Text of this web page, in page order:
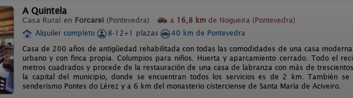
A Quintela
Casa Rural en Forcarei (Pontevedra) a 16,8 km de Nogueira (Pontevedra)
Alquiler completo
8-12+1 plazas
40 km de Pontevedra
Casa de 200 años de antigüedad rehabilitada con todas las comodidades de una casa
urbano y con finca propia. Columpios para niños. Huerta y aparcamiento cerrado. Todo el
metros cuadrados y procede de la restauración de una casa de labranza con más de
la capital del municipio, donde se encuentran todos los servicios es de 2 km. También
senderismo Pontes do Lérez y a 6 km del monasterio cisterciense de Santa María de Aciveiro.